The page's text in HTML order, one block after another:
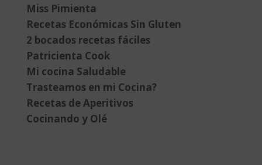
Miss Pimienta
Recetas Económicas Sin Gluten
2 bocados recetas fáciles
Patricienta Cook
Mi cocina Saludable
Trasteamos en mi Cocina?
Recetas de Aperitivos
Cocinando y Olé